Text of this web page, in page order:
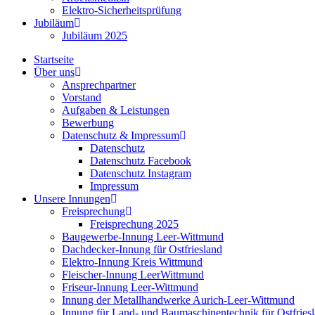
Elektro-Sicherheitsprüfung
Jubiläum
Jubiläum 2025
Startseite
Über uns
Ansprechpartner
Vorstand
Aufgaben & Leistungen
Bewerbung
Datenschutz & Impressum
Datenschutz
Datenschutz Facebook
Datenschutz Instagram
Impressum
Unsere Innungen
Freisprechung
Freisprechung 2025
Baugewerbe-Innung Leer-Wittmund
Dachdecker-Innung für Ostfriesland
Elektro-Innung Kreis Wittmund
Fleischer-Innung LeerWittmund
Friseur-Innung Leer-Wittmund
Innung der Metallhandwerke Aurich-Leer-Wittmund
Innung für Land- und Baumaschinentechnik für